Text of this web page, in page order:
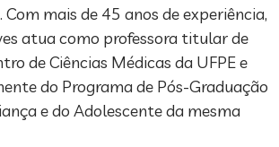
Com mais de 45 anos de experiência,
atua como professora titular de
de Ciências Médicas da UFPE e
do Programa de Pós-Graduação
e do Adolescente da mesma